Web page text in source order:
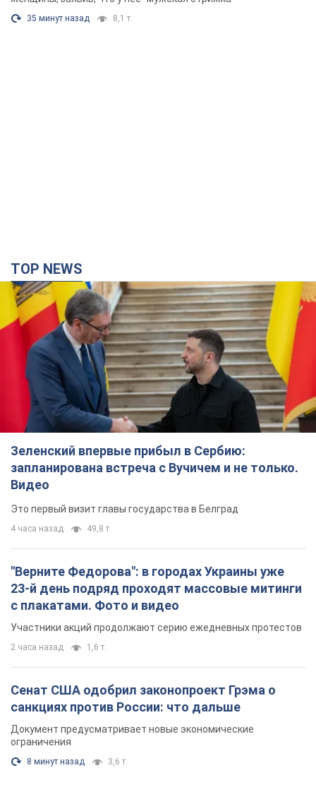
35 минут назад 8,1 т.
TOP NEWS
Зеленский впервые прибыл в Сербию:
запланирована встреча с Вучичем и не только.
Видео
Это первый визит главы государства в Белград
4 часа назад 49,8 т.
"Верните Федорова": в городах Украины уже
23-й день подряд проходят массовые митинги
с плакатами. Фото и видео
Участники акций продолжают серию ежедневных протестов
2 часа назад 1,6 т.
Сенат США одобрил законопроект Грэма о
санкциях против России: что дальше
Документ предусматривает новые экономические
ограничения
8 минут назад 3,6 т.